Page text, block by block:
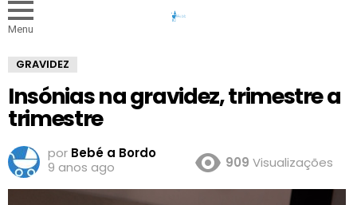
Menu
GRAVIDEZ
Insónias na gravidez, trimestre a
trimestre
por Bebé a Bordo
9 anos ago
909 Visualizações